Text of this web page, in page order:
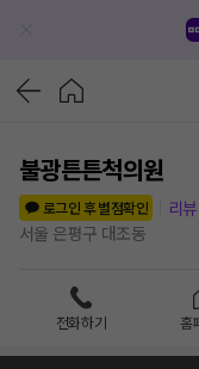
불광튼튼척의원
로그인 후 별점확인
리뷰
서울 은평구 대조동
전화하기 홈